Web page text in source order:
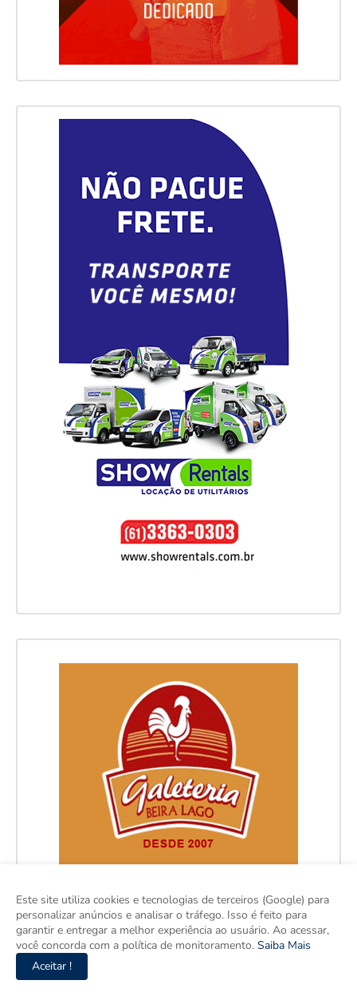
Este site utiliza cookies e tecnologias de terceiros (Google) para
personalizar anúncios e analisar o tráfego. Isso é feito para
garantir e entregar a melhor experiência ao usuário. Ao acessar,
você concorda com a política de monitoramento. Saiba Mais
Aceitar !